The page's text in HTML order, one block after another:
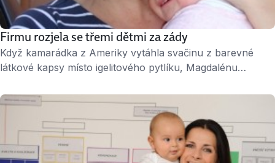
Firmu rozjela se třemi dětmi za zády
Když kamarádka z Ameriky vytáhla svačinu z barevné
látkové kapsy místo igelitového pytlíku, Magdalénu
trhu a zjistila, že u nás nic podobného není. Navrhla jsem
to kamarádce, která tehdy sháněla práci. Nakonec jsem se
do projektu ekologických svačinových kapes pustila
sama,“ říká Magdaléna Hájková. ↑ Magdalena Hájková,
zakladatelka firmy …